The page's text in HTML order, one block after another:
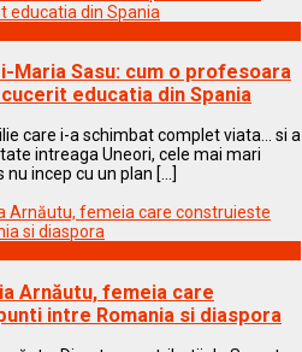
Maria Sasu: cum o profesoara
cucerit educatia din Spania
care i-a schimbat complet viata… si a
intreaga Uneori, cele mai mari
incep cu un plan [...]
Arnăutu, femeia care
intre Romania si diaspora